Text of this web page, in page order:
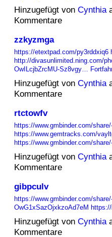
Hinzugefügt von Cynthia
Kommentare
zzkyzmga
https://etextpad.com/py3rddxiq6
http://divasunlimited.ning.com/
OwILcjbZrcMU-Sz8vgy…
Hinzugefügt von Cynthia
Kommentare
rtctowfv
https://www.gmbinder.com/
https://www.gemtracks.com/
https://www.gmbinder.com/
Hinzugefügt von Cynthia
Kommentare
gibpculv
https://www.gmbinder.com/
OwG1xSazOjxkzoAd7eM
Hinzugefügt von Cynthia
Kommentare